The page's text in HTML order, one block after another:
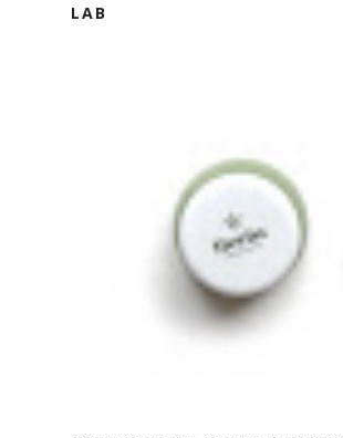
LAB